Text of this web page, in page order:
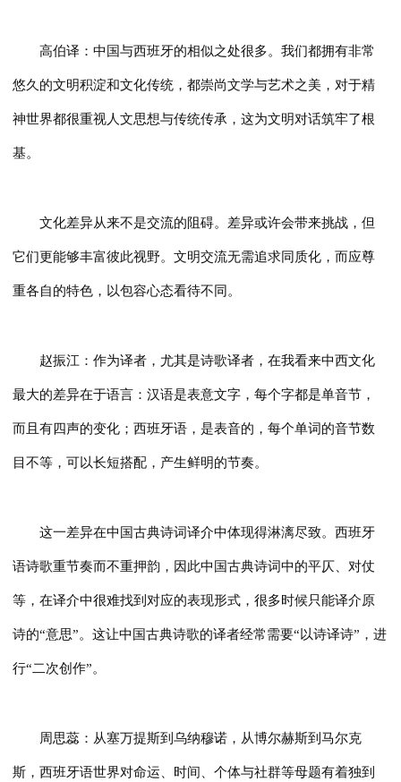
高伯译：中国与西班牙的相似之处很多。我们都拥有非常
悠久的文明积淀和文化传统，都崇尚文学与艺术之美，对于精
神世界都很重视人文思想与传统传承，这为文明对话筑牢了根
基。
文化差异从来不是交流的阻碍。差异或许会带来挑战，但
它们更能够丰富彼此视野。文明交流无需追求同质化，而应尊
重各自的特色，以包容心态看待不同。
赵振江：作为译者，尤其是诗歌译者，在我看来中西文化
最大的差异在于语言：汉语是表意文字，每个字都是单音节，
而且有四声的变化；西班牙语，是表音的，每个单词的音节数
目不等，可以长短搭配，产生鲜明的节奏。
这一差异在中国古典诗词译介中体现得淋漓尽致。西班牙
语诗歌重节奏而不重押韵，因此中国古典诗词中的平仄、对仗
等，在译介中很难找到对应的表现形式，很多时候只能译介原
诗的“意思”。这让中国古典诗歌的译者经常需要“以诗译诗”，进
行“二次创作”。
周思蕊：从塞万提斯到乌纳穆诺，从博尔赫斯到马尔克
斯，西班牙语世界对命运、时间、个体与社群等母题有着独到